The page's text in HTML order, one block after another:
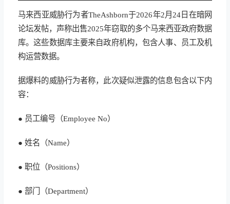
马来西亚威胁行为者TheAshborn于2026年2月24日在暗网
论坛发帖，声称出售2025年窃取的多个马来西亚政府数据
库。这些数据库主要来自政府机构，包含人事、员工及机
构运营数据。
据爆料的威胁行为者称，此次疑似泄露的信息包含以下内
容：
● 员工编号（Employee No）
● 姓名（Name）
● 职位（Positions）
● 部门（Department）